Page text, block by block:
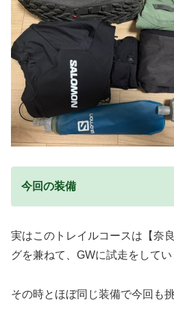
今回の装備
実はこのトレイルコースは【奈
グを兼ねて、GWに試走をしてい
その時とほぼ同じ装備で今回も